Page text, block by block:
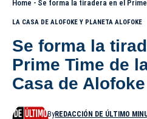
Home - Se forma la tiradera en el Prime
LA CASA DE ALOFOKE Y PLANETA ALOFOKE
Se forma la
Prime Time de
Casa de
ByREDACCIÓN DE ÚLTIMO